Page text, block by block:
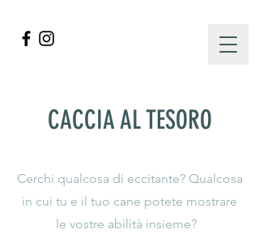
CACCIA AL TESORO
Cerchi qualcosa di eccitante? Qualcosa
in cui tu e il tuo cane potete mostrare
le vostre abilità insieme?